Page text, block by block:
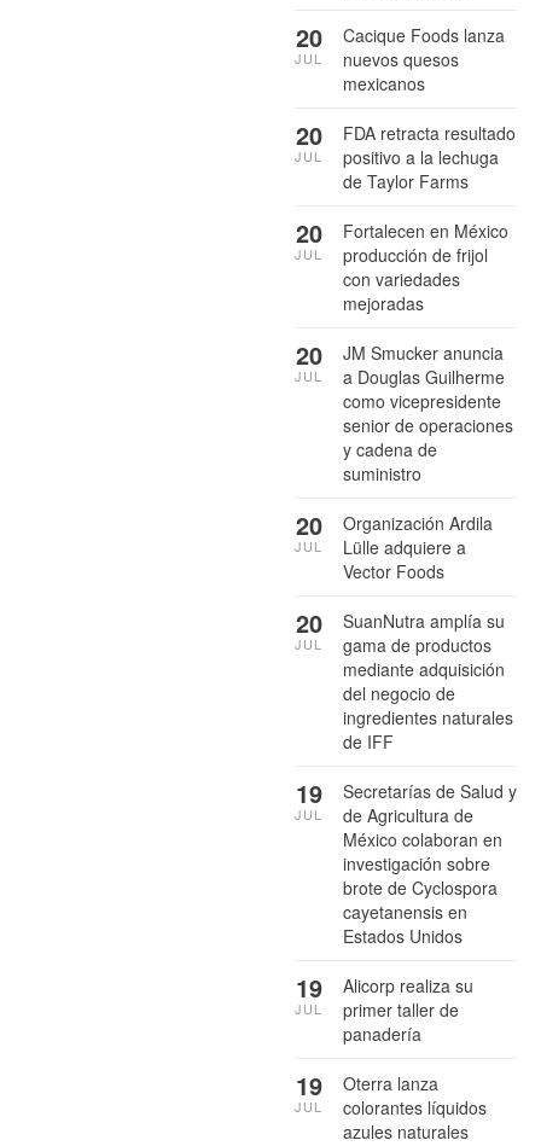
Cacique Foods lanza
nuevos quesos
mexicanos
20
JUL
FDA retracta resultado
positivo a la lechuga
de Taylor Farms
20
JUL
Fortalecen en México
producción de frijol
con variedades
mejoradas
20
JUL
JM Smucker anuncia
a Douglas Guilherme
como vicepresidente
senior de operaciones
y cadena de
suministro
20
JUL
Organización Ardila
Lülle adquiere a
Vector Foods
20
JUL
SuanNutra amplía su
gama de productos
mediante adquisición
del negocio de
ingredientes naturales
de IFF
20
JUL
Secretarías de Salud y
de Agricultura de
México colaboran en
investigación sobre
brote de Cyclospora
cayetanensis en
Estados Unidos
19
JUL
Alicorp realiza su
primer taller de
panadería
19
JUL
Oterra lanza
colorantes líquidos
azules naturales
19
JUL